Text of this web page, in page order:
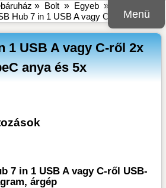
Menü
» Bolt » Egyeb »
Hub 7 in 1 USB A vagy C-ről
1 USB A vagy C-ről 2x
anya és 5x
7 in 1 USB A vagy C-ről USB-
árgép